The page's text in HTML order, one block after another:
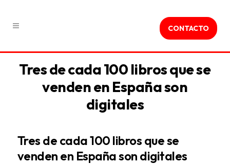
CONTACTO
Tres de cada 100 libros que se
venden en España son
digitales
Tres de cada 100 libros que se
venden en España son digitales